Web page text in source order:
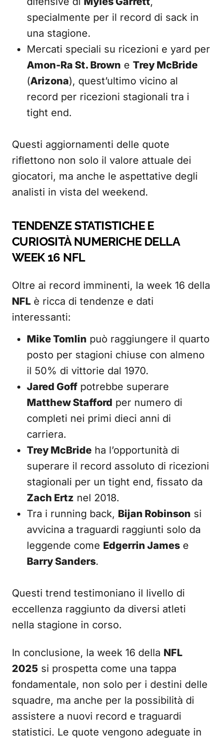
specialmente per il record di sack in
una stagione.
Mercati speciali su ricezioni e yard per
Amon-Ra St. Brown e Trey McBride
(Arizona), quest’ultimo vicino al
record per ricezioni stagionali tra i
tight end.
Questi aggiornamenti delle quote
riflettono non solo il valore attuale dei
giocatori, ma anche le aspettative degli
analisti in vista del weekend.
TENDENZE STATISTICHE E
CURIOSITÀ NUMERICHE DELLA
WEEK 16 NFL
Oltre ai record imminenti, la week 16 della
NFL è ricca di tendenze e dati
interessanti:
Mike Tomlin può raggiungere il quarto
posto per stagioni chiuse con almeno
il 50% di vittorie dal 1970.
Jared Goff potrebbe superare
Matthew Stafford per numero di
completi nei primi dieci anni di
carriera.
Trey McBride ha l’opportunità di
superare il record assoluto di ricezioni
stagionali per un tight end, fissato da
Zach Ertz nel 2018.
Tra i running back, Bijan Robinson si
avvicina a traguardi raggiunti solo da
leggende come Edgerrin James e
Barry Sanders.
Questi trend testimoniano il livello di
eccellenza raggiunto da diversi atleti
nella stagione in corso.
In conclusione, la week 16 della NFL
2025 si prospetta come una tappa
fondamentale, non solo per i destini delle
squadre, ma anche per la possibilità di
assistere a nuovi record e traguardi
statistici. Le quote vengono adeguate in